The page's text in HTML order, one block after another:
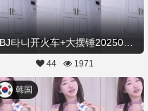
44 1971
韩国